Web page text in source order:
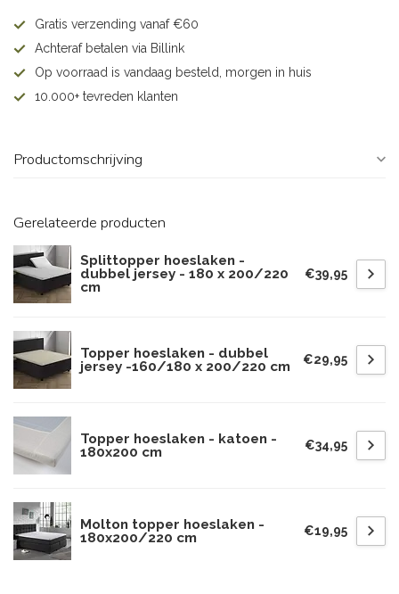
Gratis verzending vanaf €60
Achteraf betalen via Billink
Op voorraad is vandaag besteld, morgen in huis
10.000+ tevreden klanten
Productomschrijving
Gerelateerde producten
Splittopper hoeslaken -
dubbel jersey - 180 x 200/220
cm
€39,95
Topper hoeslaken - dubbel
jersey -160/180 x 200/220 cm
€29,95
Topper hoeslaken - katoen -
180x200 cm
€34,95
Molton topper hoeslaken -
180x200/220 cm
€19,95